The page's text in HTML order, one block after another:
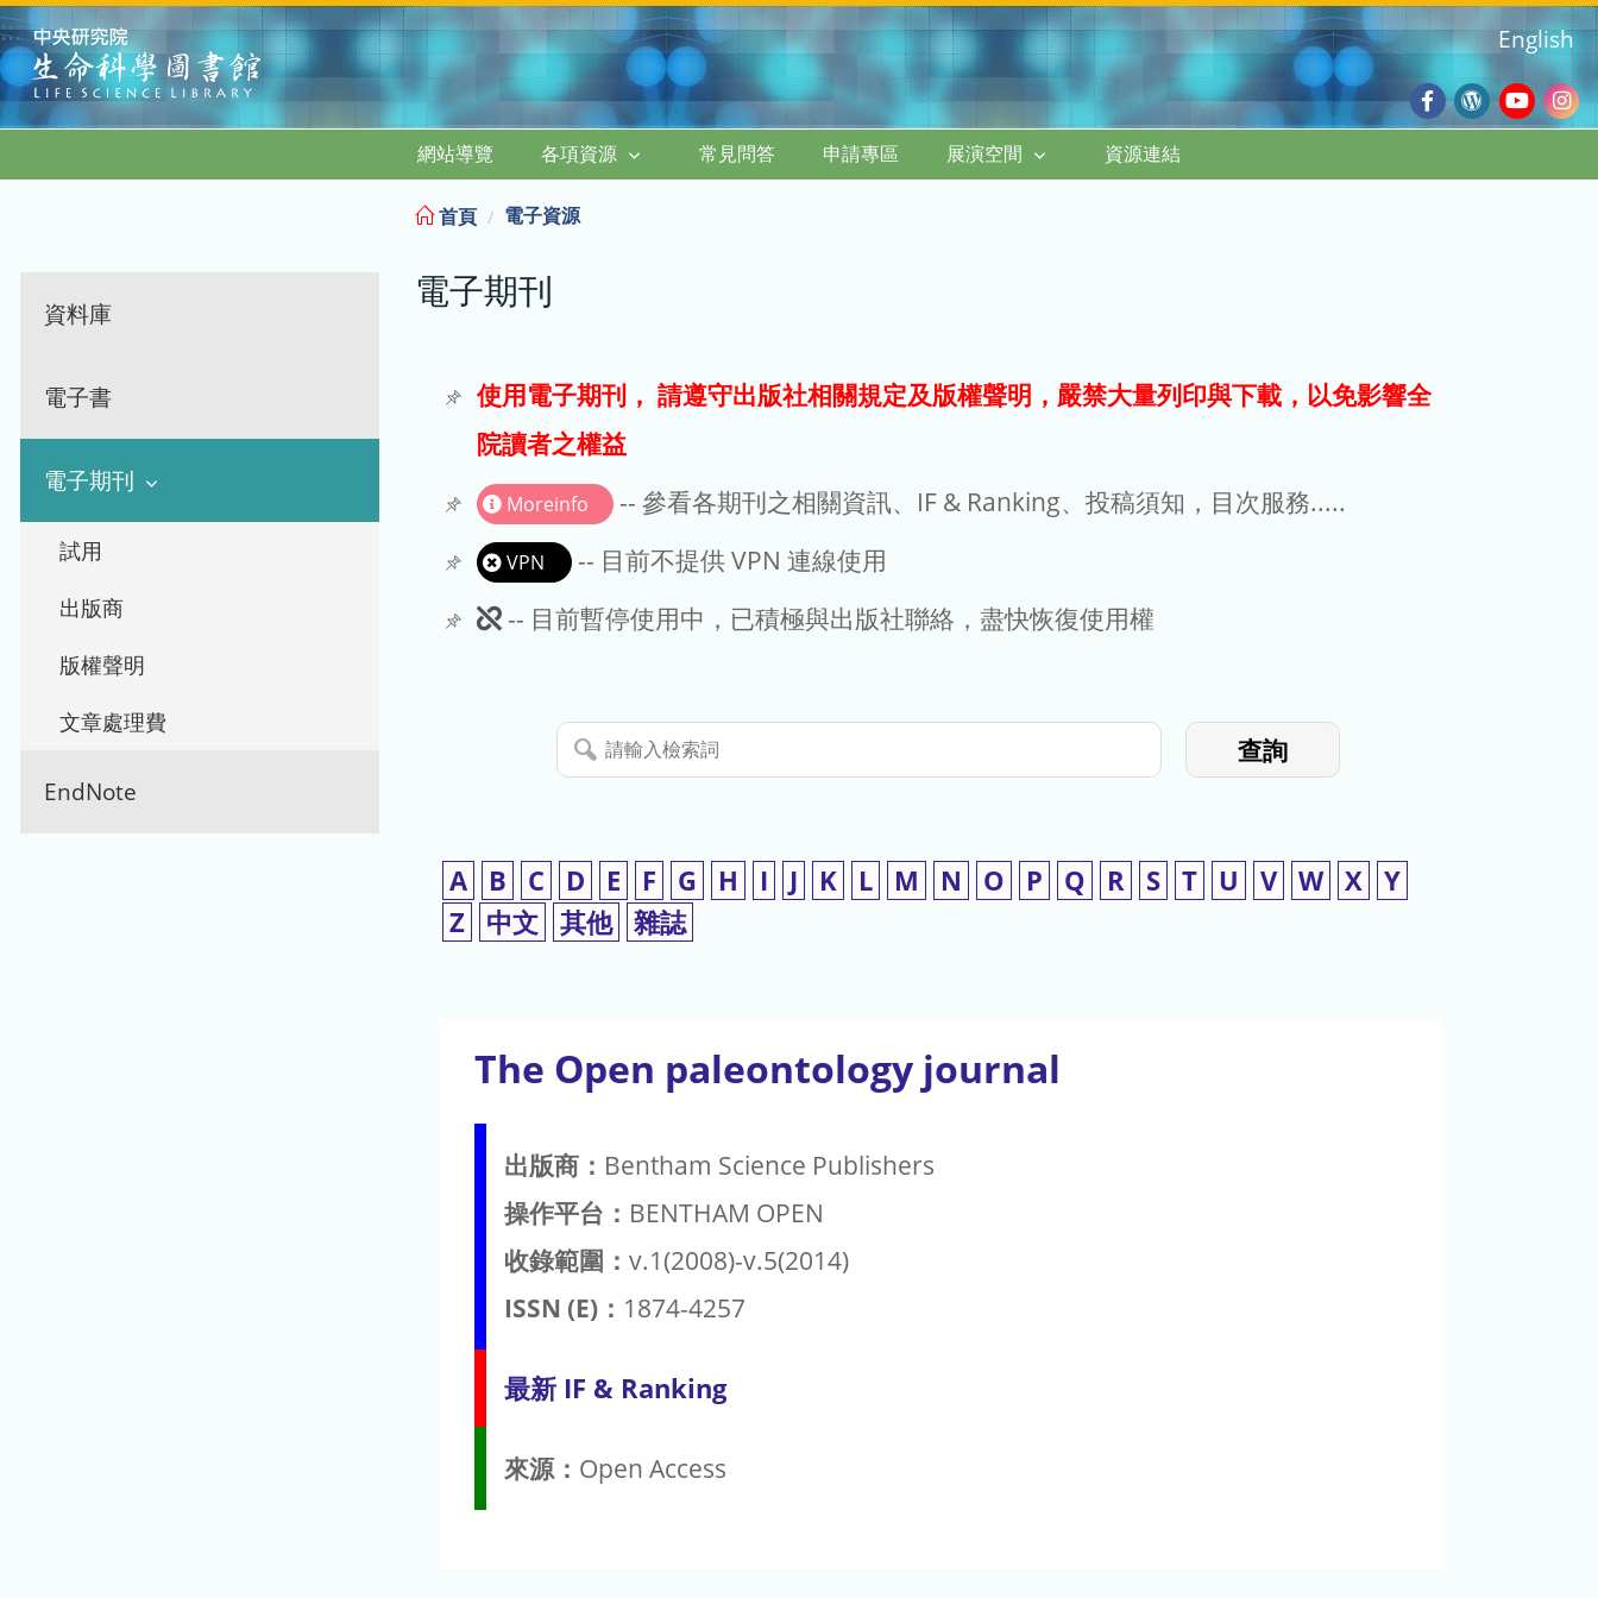
:::
Facebook
Wordpress
Blog
English
網站導覽 各項資源 常見問答 申請專區 展演空間 資源連結
資料庫
電子書
電子期刊
試用
出版商
版權聲明
文章處理費
EndNote
首頁 電子資源
電子期刊
使用電子期刊， 請遵守出版社相關規定及版權聲明，嚴禁大量列印與下載，以免影響全
院讀者之權益
Moreinfo -- 參看各期刊之相關資訊、IF & Ranking、投稿須知，目次服務.....
VPN
-- 目前不提供 VPN 連線使用
此
使
用
-- 目前暫停使用中，已積極與出版社聯絡，盡快恢復使用權
請
輸
索
詞
查詢
A B C D E F G H I J K L M N O P Q R S T U V W X Y
Z
中文 其他 雜誌
The Open paleontology journal
出版商： Bentham Science Publishers
操作平台： BENTHAM OPEN
收錄範圍： v.1(2008)-v.5(2014)
ISSN (E)： 1874-4257
最新 IF & Ranking
來源： Open Access